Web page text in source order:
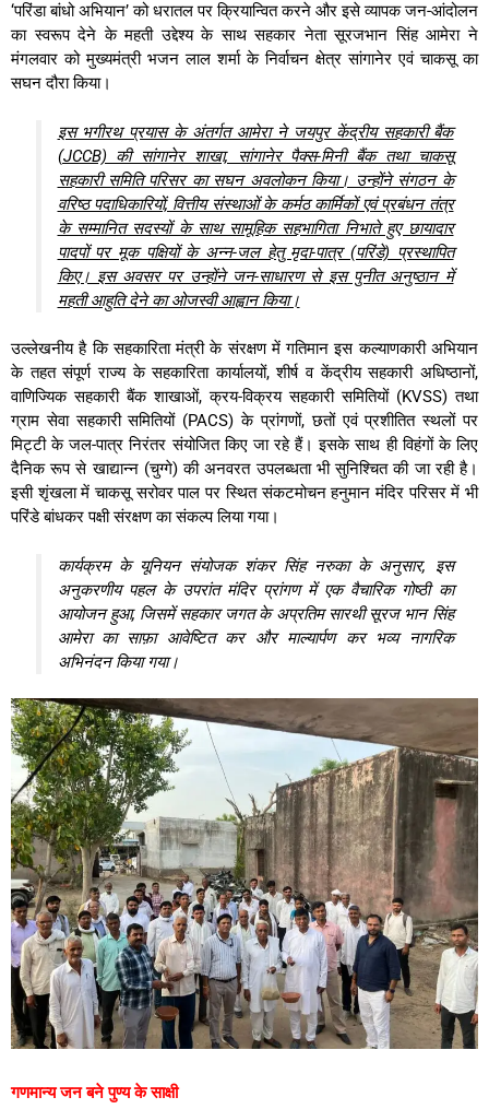
‘परिंडा बांधो अभियान’ को धरातल पर क्रियान्वित करने और इसे व्यापक जन-आंदोलन
का स्वरूप देने के महती उद्देश्य के साथ सहकार नेता सूरजभान सिंह आमेरा ने
मंगलवार को मुख्यमंत्री भजन लाल शर्मा के निर्वाचन क्षेत्र सांगानेर एवं चाकसू का
सघन दौरा किया।
इस भगीरथ प्रयास के अंतर्गत आमेरा ने जयपुर केंद्रीय सहकारी बैंक
(JCCB) की सांगानेर शाखा, सांगानेर पैक्स-मिनी बैंक तथा चाकसू
सहकारी समिति परिसर का सघन अवलोकन किया। उन्होंने संगठन के
वरिष्ठ पदाधिकारियों, वित्तीय संस्थाओं के कर्मठ कार्मिकों एवं प्रबंधन तंत्र
के सम्मानित सदस्यों के साथ सामूहिक सहभागिता निभाते हुए छायादार
पादपों पर मूक पक्षियों के अन्न-जल हेतु मृदा-पात्र (परिंडे) प्रस्थापित
किए। इस अवसर पर उन्होंने जन-साधारण से इस पुनीत अनुष्ठान में
महती आहुति देने का ओजस्वी आह्वान किया।
उल्लेखनीय है कि सहकारिता मंत्री के संरक्षण में गतिमान इस कल्याणकारी अभियान
के तहत संपूर्ण राज्य के सहकारिता कार्यालयों, शीर्ष व केंद्रीय सहकारी अधिष्ठानों,
वाणिज्यिक सहकारी बैंक शाखाओं, क्रय-विक्रय सहकारी समितियों (KVSS) तथा
ग्राम सेवा सहकारी समितियों (PACS) के प्रांगणों, छतों एवं प्रशीतित स्थलों पर
मिट्टी के जल-पात्र निरंतर संयोजित किए जा रहे हैं। इसके साथ ही विहंगों के लिए
दैनिक रूप से खाद्यान्न (चुग्गे) की अनवरत उपलब्धता भी सुनिश्चित की जा रही है।
इसी शृंखला में चाकसू सरोवर पाल पर स्थित संकटमोचन हनुमान मंदिर परिसर में भी
परिंडे बांधकर पक्षी संरक्षण का संकल्प लिया गया।
कार्यक्रम के यूनियन संयोजक शंकर सिंह नरुका के अनुसार, इस
अनुकरणीय पहल के उपरांत मंदिर प्रांगण में एक वैचारिक गोष्ठी का
आयोजन हुआ, जिसमें सहकार जगत के अप्रतिम सारथी सूरज भान सिंह
आमेरा का साफ़ा आवेष्टित कर और माल्यार्पण कर भव्य नागरिक
अभिनंदन किया गया।
गणमान्य जन बने पुण्य के साक्षी